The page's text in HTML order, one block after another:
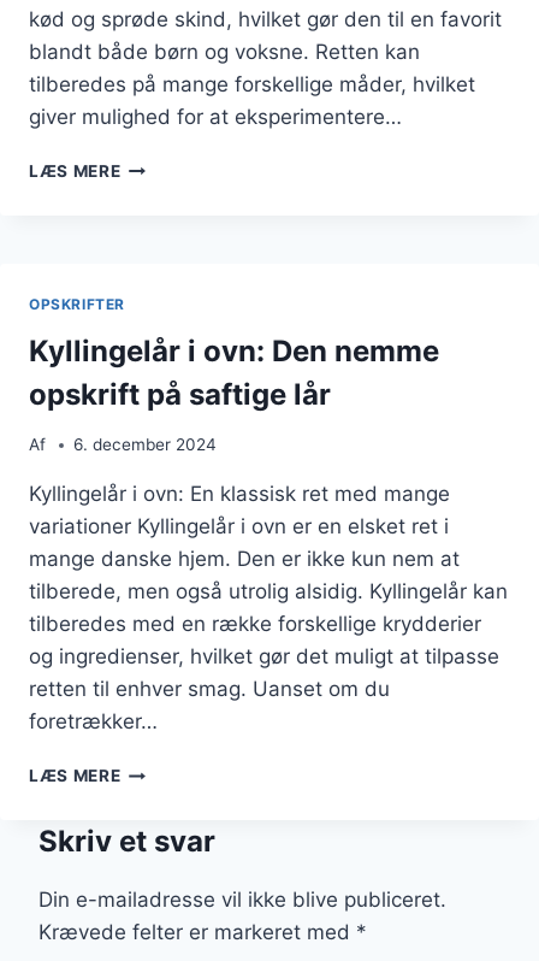
kød og sprøde skind, hvilket gør den til en favorit
blandt både børn og voksne. Retten kan
tilberedes på mange forskellige måder, hvilket
giver mulighed for at eksperimentere…
LÆS MEREKYLLINGELÅR
OPSKRIFTER
Kyllingelår i ovn: Den nemme
opskrift på saftige lår
Af 6. december 2024
Kyllingelår i ovn: En klassisk ret med mange
variationer Kyllingelår i ovn er en elsket ret i
mange danske hjem. Den er ikke kun nem at
tilberede, men også utrolig alsidig. Kyllingelår kan
tilberedes med en række forskellige krydderier
og ingredienser, hvilket gør det muligt at tilpasse
retten til enhver smag. Uanset om du
foretrækker…
LÆS MEREKYLLINGELÅR
DEN
OPSKRIFT
PÅ
SAFTIGE
Skriv et svar
Din e-mailadresse vil ikke blive publiceret.
Krævede felter er markeret med *